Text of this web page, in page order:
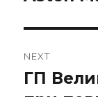
NEXT
Next
ГП